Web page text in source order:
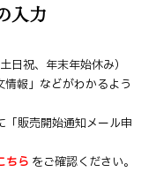
入力
祝、年末年始休み）
報」などがわかるよう
販売開始通知メール申
ちら をご確認ください。